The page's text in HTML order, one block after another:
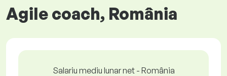
Agile coach, România
Salariu mediu lunar net - România